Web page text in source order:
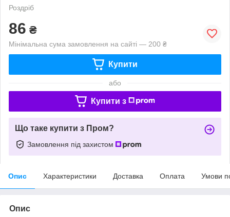
Роздріб
86 ₴
Мінімальна сума замовлення на сайті — 200 ₴
Купити
або
Купити з
Що таке купити з Пром?
Замовлення під захистом
Опис Характеристики Доставка Оплата Умови
Опис